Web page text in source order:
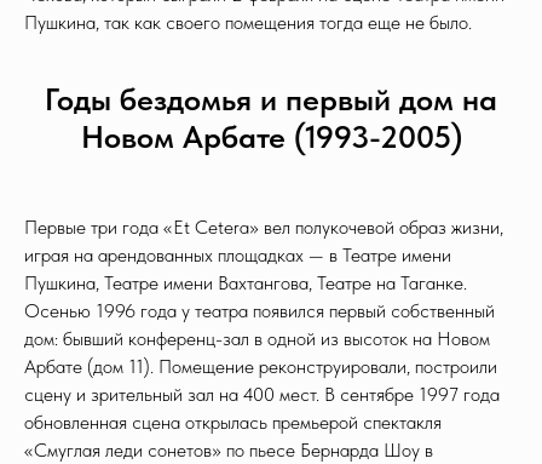
Пушкина, так как своего помещения тогда еще не было.
Годы бездомья и первый дом на
Новом Арбате (1993-2005)
Первые три года «Et Cetera» вел полукочевой образ жизни,
играя на арендованных площадках — в Театре имени
Пушкина, Театре имени Вахтангова, Театре на Таганке.
Осенью 1996 года у театра появился первый собственный
дом: бывший конференц-зал в одной из высоток на Новом
Арбате (дом 11). Помещение реконструировали, построили
сцену и зрительный зал на 400 мест. В сентябре 1997 года
обновленная сцена открылась премьерой спектакля
«Смуглая леди сонетов» по пьесе Бернарда Шоу в